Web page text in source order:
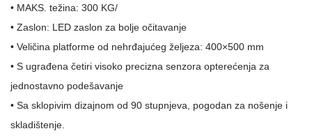
• MAKS. težina: 300 KG/
• Zaslon: LED zaslon za bolje očitavanje
• Veličina platforme od nehrđajućeg željeza: 400×500 mm
• S ugrađena četiri visoko precizna senzora opterećenja za
jednostavno podešavanje
• Sa sklopivim dizajnom od 90 stupnjeva, pogodan za nošenje i
skladištenje.